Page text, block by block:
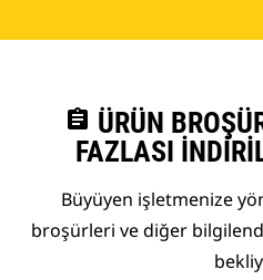
assignment ÜRÜN
FAZLASI
Büyüyen işletmenize
broşürleri ve diğer